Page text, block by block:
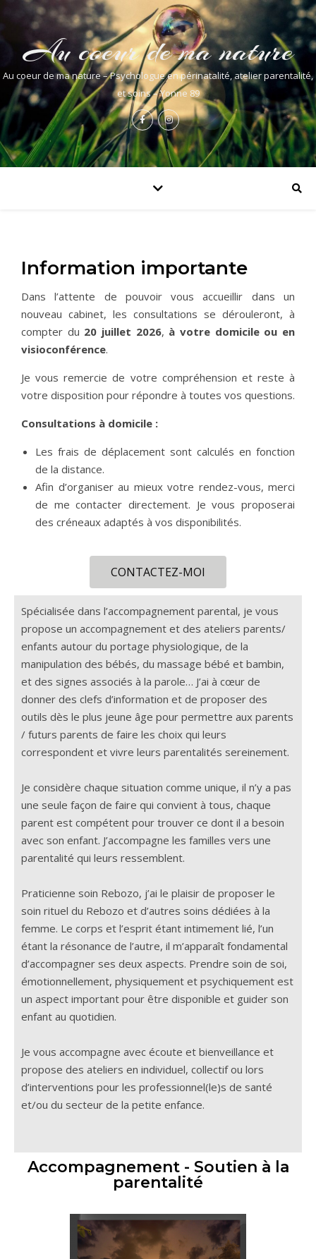
Au coeur de ma nature
Au coeur de ma nature – Psychologue en périnatalité, atelier parentalité,
et soins – Yonne 89
Information importante
Dans l’attente de pouvoir vous accueillir dans un
nouveau cabinet, les consultations se dérouleront, à
compter du 20 juillet 2026, à votre domicile ou en
visioconférence.
Je vous remercie de votre compréhension et reste à
votre disposition pour répondre à toutes vos questions.
Consultations à domicile :
Les frais de déplacement sont calculés en fonction
de la distance.
Afin d’organiser au mieux votre rendez-vous, merci
de me contacter directement. Je vous proposerai
des créneaux adaptés à vos disponibilités.
CONTACTEZ-MOI
Spécialisée dans l’accompagnement parental, je vous
propose un accompagnement et des ateliers parents/
enfants autour du portage physiologique, de la
manipulation des bébés, du massage bébé et bambin,
et des signes associés à la parole… J’ai à cœur de
donner des clefs d’information et de proposer des
outils dès le plus jeune âge pour permettre aux parents
/ futurs parents de faire les choix qui leurs
correspondent et vivre leurs parentalités sereinement.
Je considère chaque situation comme unique, il n’y a pas
une seule façon de faire qui convient à tous, chaque
parent est compétent pour trouver ce dont il a besoin
avec son enfant. J’accompagne les familles vers une
parentalité qui leurs ressemblent.
Praticienne soin Rebozo, j’ai le plaisir de proposer le
soin rituel du Rebozo et d’autres soins dédiées à la
femme. Le corps et l’esprit étant intimement lié, l’un
étant la résonance de l’autre, il m’apparaît fondamental
d’accompagner ses deux aspects. Prendre soin de soi,
émotionnellement, physiquement et psychiquement est
un aspect important pour être disponible et guider son
enfant au quotidien.
Je vous accompagne avec écoute et bienveillance et
propose des ateliers en individuel, collectif ou lors
d’interventions pour les professionnel(le)s de santé
et/ou du secteur de la petite enfance.
Accompagnement - Soutien à la
parentalité